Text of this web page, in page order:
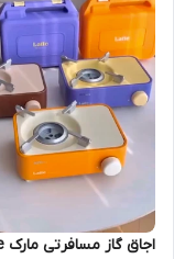
اجاق گاز مسافرتی مارک Latte